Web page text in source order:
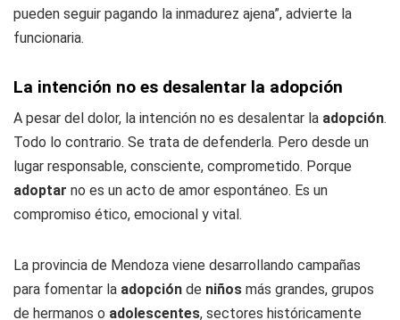
pueden seguir pagando la inmadurez ajena”, advierte la
funcionaria.
La intención no es desalentar la adopción
A pesar del dolor, la intención no es desalentar la adopción.
Todo lo contrario. Se trata de defenderla. Pero desde un
lugar responsable, consciente, comprometido. Porque
adoptar no es un acto de amor espontáneo. Es un
compromiso ético, emocional y vital.
La provincia de Mendoza viene desarrollando campañas
para fomentar la adopción de niños más grandes, grupos
de hermanos o adolescentes, sectores históricamente